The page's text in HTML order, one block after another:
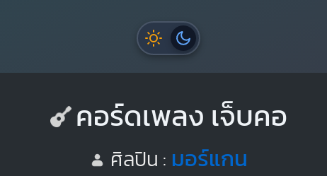
คอร์ดเพลง เจ็บคอ
ศิลปิน : มอร์แกน